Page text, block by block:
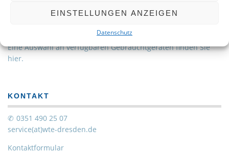
EINSTELLUNGEN ANZEIGEN
Datenschutz
Eine Auswahl an verfügbaren Gebrauchtgeräten finden Sie
hier.
KONTAKT
0351 490 25 07
service(at)wte-dresden.de
Kontaktformular